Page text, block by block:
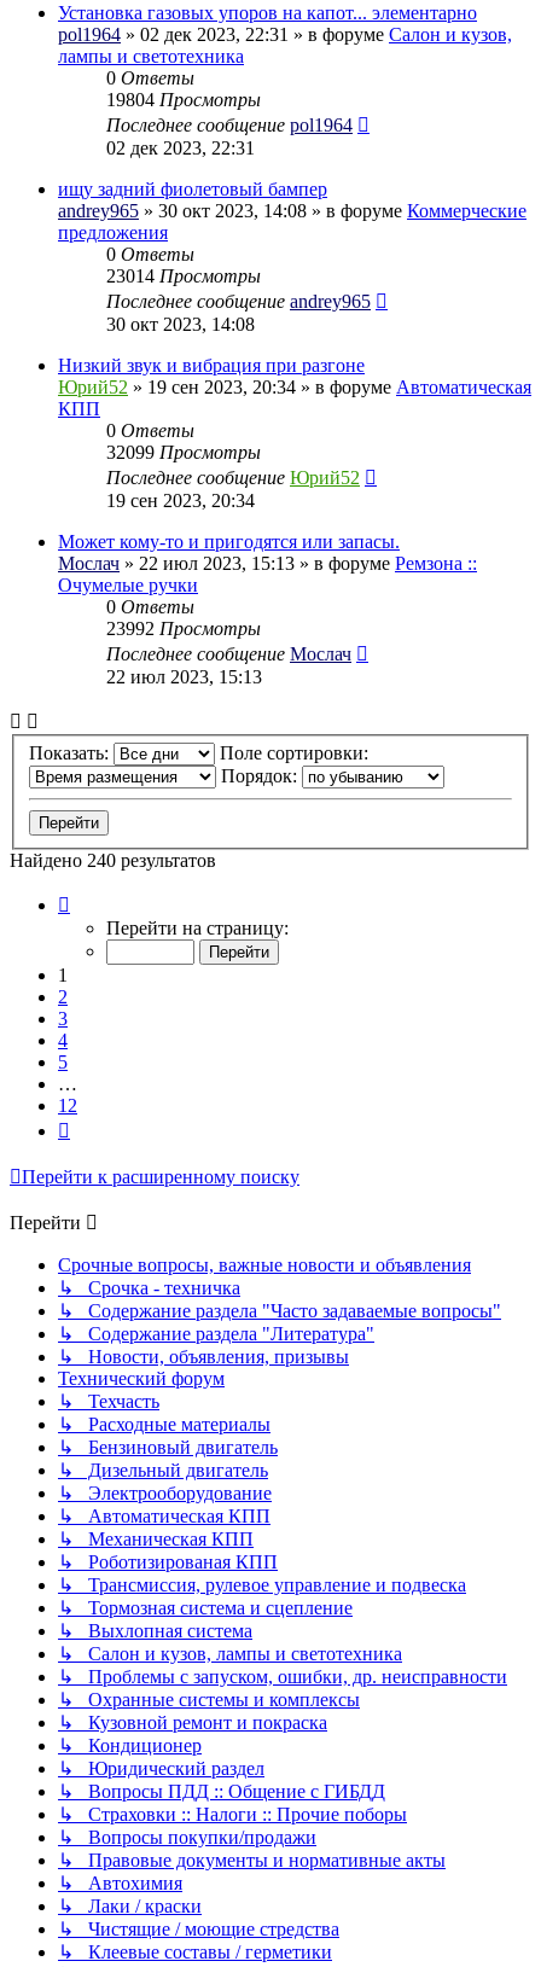
Установка газовых упоров на капот... элементарно
pol1964 » 02 дек 2023, 22:31 » в форуме Салон и кузов,
лампы и светотехника
0 Ответы
19804 Просмотры
Последнее сообщение pol1964
02 дек 2023, 22:31
ищу задний фиолетовый бампер
andrey965 » 30 окт 2023, 14:08 » в форуме Коммерческие
предложения
0 Ответы
23014 Просмотры
Последнее сообщение andrey965
30 окт 2023, 14:08
Низкий звук и вибрация при разгоне
Юрий52 » 19 сен 2023, 20:34 » в форуме Автоматическая
КПП
0 Ответы
32099 Просмотры
Последнее сообщение Юрий52
19 сен 2023, 20:34
Может кому-то и пригодятся или запасы.
Мослач » 22 июл 2023, 15:13 » в форуме Ремзона ::
Очумелые ручки
0 Ответы
23992 Просмотры
Последнее сообщение Мослач
22 июл 2023, 15:13
Показать:
Поле сортировки:
Порядок:
Найдено 240 результатов
Перейти на страницу:
1
2
3
4
5
…
12
Перейти к расширенному поиску
Перейти
Срочные вопросы, важные новости и объявления
↳ Срочка - техничка
↳ Содержание раздела "Часто задаваемые вопросы"
↳ Содержание раздела "Литература"
↳ Новости, объявления, призывы
Технический форум
↳ Техчасть
↳ Расходные материалы
↳ Бензиновый двигатель
↳ Дизельный двигатель
↳ Электрооборудование
↳ Автоматическая КПП
↳ Механическая КПП
↳ Роботизированая КПП
↳ Трансмиссия, рулевое управление и подвеска
↳ Тормозная система и сцепление
↳ Выхлопная система
↳ Салон и кузов, лампы и светотехника
↳ Проблемы с запуском, ошибки, др. неисправности
↳ Охранные системы и комплексы
↳ Кузовной ремонт и покраска
↳ Кондиционер
↳ Юридический раздел
↳ Вопросы ПДД :: Общение с ГИБДД
↳ Страховки :: Налоги :: Прочие поборы
↳ Вопросы покупки/продажи
↳ Правовые документы и нормативные акты
↳ Автохимия
↳ Лаки / краски
↳ Чистящие / моющие стредства
↳ Клеевые составы / герметики